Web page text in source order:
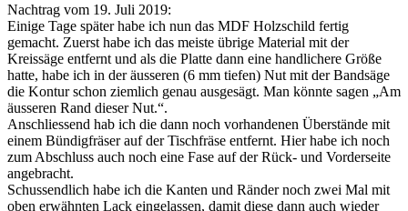
Nachtrag vom 19. Juli 2019:
Einige Tage später habe ich nun das MDF Holzschild fertig
gemacht. Zuerst habe ich das meiste übrige Material mit der
Kreissäge entfernt und als die Platte dann eine handlichere Größe
hatte, habe ich in der äusseren (6 mm tiefen) Nut mit der Bandsäge
die Kontur schon ziemlich genau ausgesägt. Man könnte sagen „Am
äusseren Rand dieser Nut.“.
Anschliessend hab ich die dann noch vorhandenen Überstände mit
einem Bündigfräser auf der Tischfräse entfernt. Hier habe ich noch
zum Abschluss auch noch eine Fase auf der Rück- und Vorderseite
angebracht.
Schussendlich habe ich die Kanten und Ränder noch zwei Mal mit
oben erwähnten Lack eingelassen, damit diese dann auch wieder